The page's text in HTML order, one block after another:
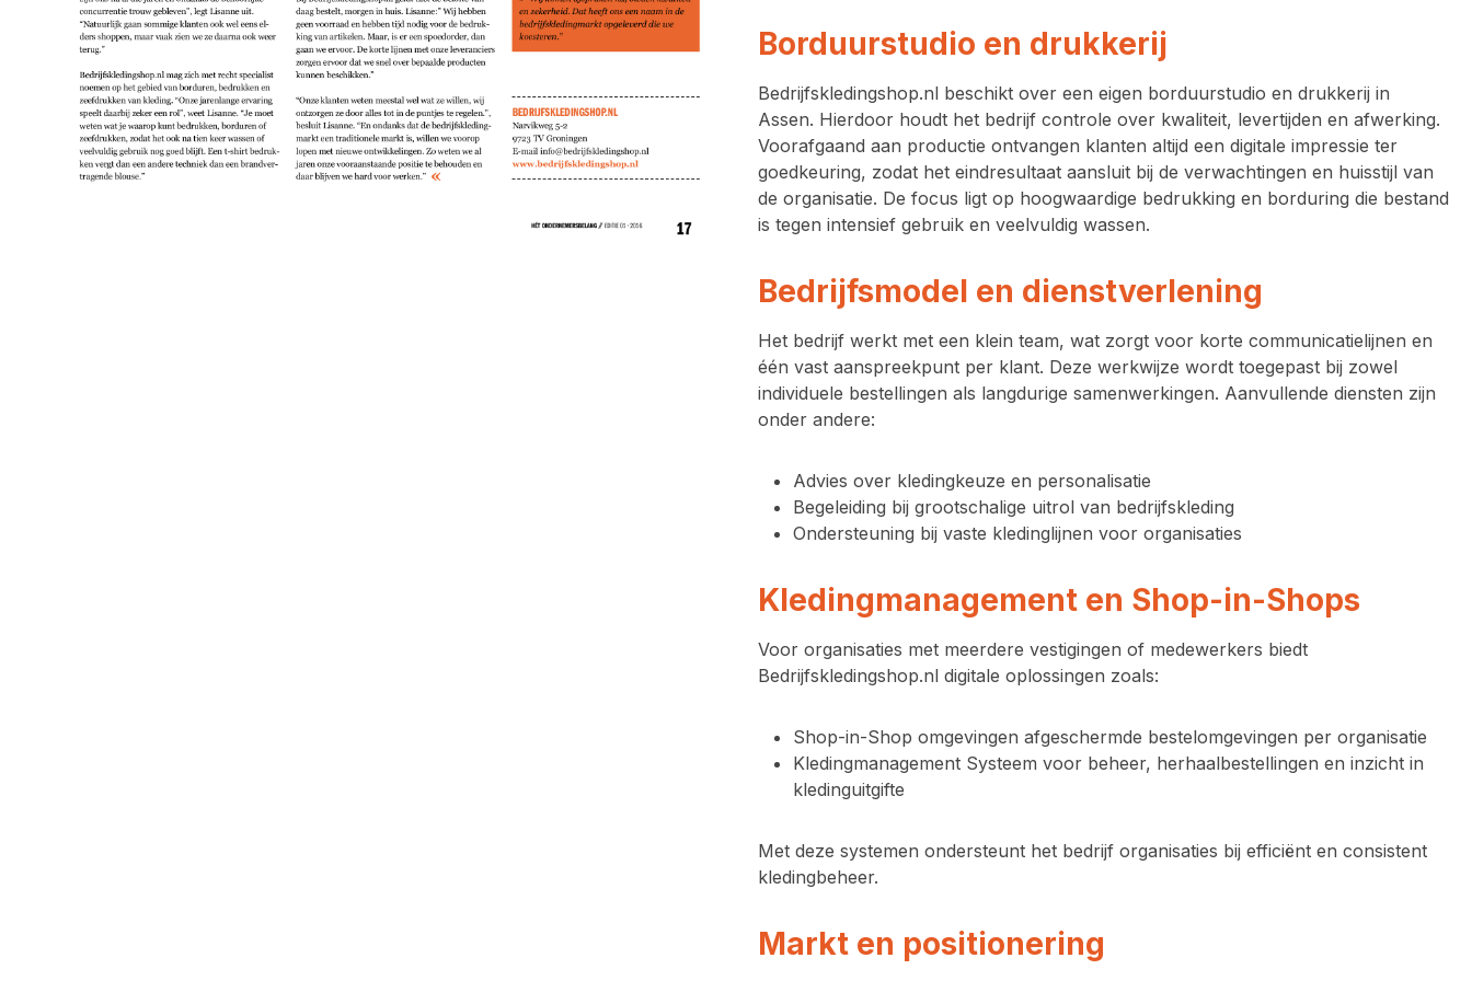
Borduurstudio en drukkerij
Bedrijfskledingshop.nl beschikt over een eigen borduurstudio en drukkerij in
Assen. Hierdoor houdt het bedrijf controle over kwaliteit, levertijden en afwerking.
Voorafgaand aan productie ontvangen klanten altijd een digitale impressie ter
goedkeuring, zodat het eindresultaat aansluit bij de verwachtingen en huisstijl van
de organisatie. De focus ligt op hoogwaardige bedrukking en borduring die bestand
is tegen intensief gebruik en veelvuldig wassen.
Bedrijfsmodel en dienstverlening
Het bedrijf werkt met een klein team, wat zorgt voor korte communicatielijnen en
één vast aanspreekpunt per klant. Deze werkwijze wordt toegepast bij zowel
individuele bestellingen als langdurige samenwerkingen. Aanvullende diensten zijn
onder andere:
Advies over kledingkeuze en personalisatie
Begeleiding bij grootschalige uitrol van bedrijfskleding
Ondersteuning bij vaste kledinglijnen voor organisaties
Kledingmanagement en Shop-in-Shops
Voor organisaties met meerdere vestigingen of medewerkers biedt
Bedrijfskledingshop.nl digitale oplossingen zoals:
Shop-in-Shop omgevingen afgeschermde bestelomgevingen per organisatie
Kledingmanagement Systeem voor beheer, herhaalbestellingen en inzicht in
kledinguitgifte
Met deze systemen ondersteunt het bedrijf organisaties bij efficiënt en consistent
kledingbeheer.
Markt en positionering